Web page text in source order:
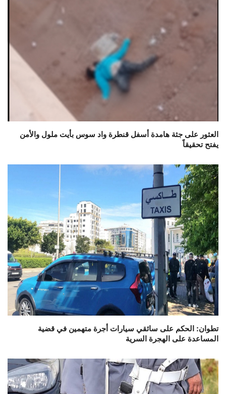
العثور على جثة هامدة أسفل قنطرة واد سوس بأيت ملول والأمن
يفتح تحقيقاً
تطوان: الحكم على سائقي سيارات أجرة متهمين في قضية
المساعدة على الهجرة السرية